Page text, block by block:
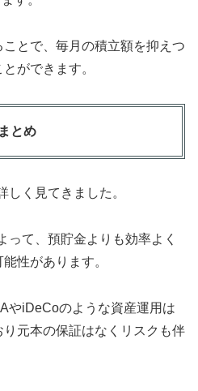
とで、毎月の積立額を抑えつ
ができます。
まとめ
しく見てきました。
って、預貯金よりも効率よく
性があります。
やiDeCoのような資産運用は
元本の保証はなくリスクも伴